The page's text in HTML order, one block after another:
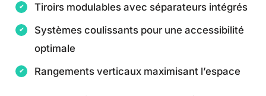
Tiroirs modulables avec séparateurs intégrés
Systèmes coulissants pour une accessibilité
optimale
Rangements verticaux maximisant l’espace